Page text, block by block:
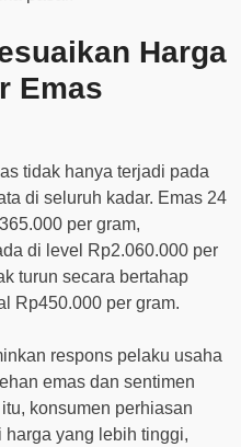
Harga
Emas
tidak hanya terjadi pada
di seluruh kadar. Emas 24
per gram,
di level Rp2.060.000 per
turun secara bertahap
Rp450.000 per gram.
respons pelaku usaha
emas dan sentimen
konsumen perhiasan
yang lebih tinggi,